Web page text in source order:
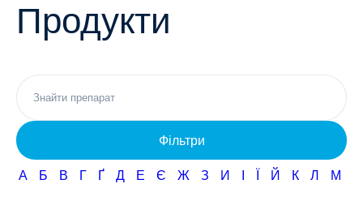
Неврологія
Фармаконагляд
Кар'єра
Продукти
Фільтри
А Б В Г Ґ Д Е Є Ж З И І Ї Й К Л М